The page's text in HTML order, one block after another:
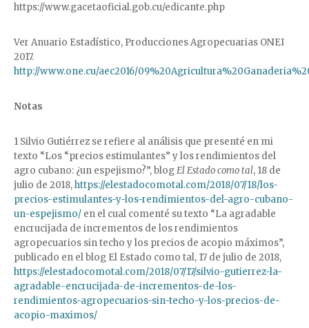
https://www.gacetaoficial.gob.cu/edicante.php
Ver Anuario Estadístico, Producciones Agropecuarias ONEI
2017.
http://www.one.cu/aec2016/
Notas
1 Silvio Gutiérrez se refiere al análisis que presenté en mi
texto “Los “precios estimulantes” y los rendimientos del
agro cubano: ¿un espejismo?”, blogEl Estado como tal, 18 de
julio de 2018,https://elestadocomotal.com/2018/07/18/los-
precios-estimulantes-y-los-rendimientos-del-agro-cubano-
un-espejismo/ en el cual comenté su texto “La agradable
encrucijada de incrementos de los rendimientos
agropecuarios sin techo y los precios de acopio máximos”,
publicado en el blog El Estado como tal, 17 de julio de 2018,
https://elestadocomotal.com/2018/07/17/silvio-gutierrez-la-
agradable-encrucijada-de-incrementos-de-los-
rendimientos-agropecuarios-sin-techo-y-los-precios-de-
acopio-maximos/